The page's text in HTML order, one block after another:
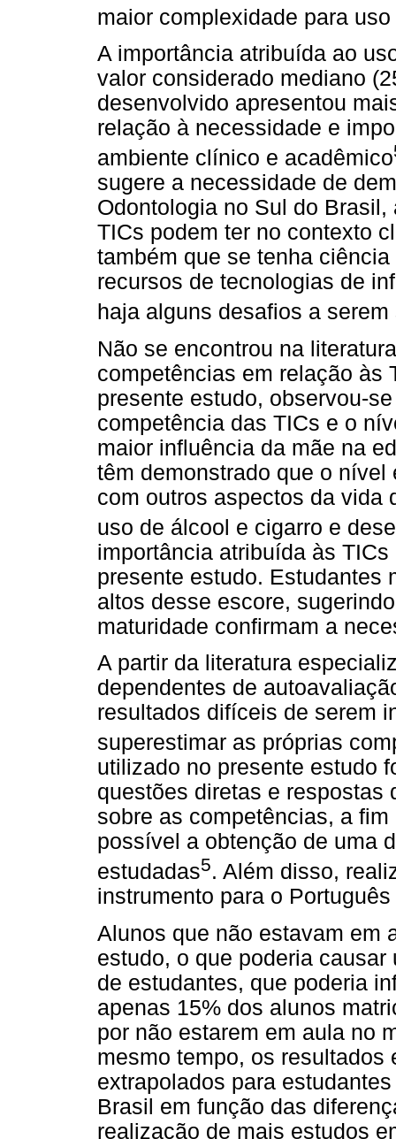
maior complexidade para
A importância atribuída ao
valor considerado mediano
desenvolvido apresentou
relação à necessidade e
ambiente clínico e acadêmico
sugere a necessidade de
Odontologia no Sul do
TICs podem ter no contexto
também que se tenha
recursos de tecnologias de
haja alguns desafios a serem
Não se encontrou na
competências em relação às
presente estudo, observou-
competência das TICs e o
maior influência da mãe na
têm demonstrado que o
com outros aspectos da vida
uso de álcool e cigarro e
importância atribuída às
presente estudo. Estudantes
altos desse escore,
maturidade confirmam a
A partir da literatura
dependentes de
resultados difíceis de serem
superestimar as próprias
utilizado no presente estudo
questões diretas e respostas
sobre as competências, a
possível a obtenção de uma
estudadas5. Além disso,
instrumento para o
Alunos que não estavam em
estudo, o que poderia
de estudantes, que poderia
apenas 15% dos alunos
por não estarem em aula no
mesmo tempo, os resultados
extrapolados para
Brasil em função das
realização de mais estudos